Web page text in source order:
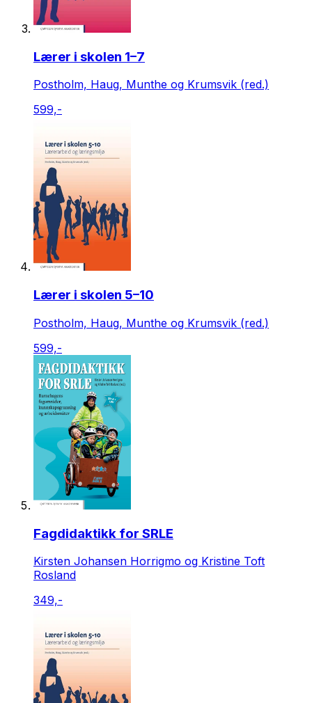
Lærer i skolen 1–7
Postholm, Haug, Munthe og Krumsvik (red.)
599,-
Lærer i skolen 5–10
Postholm, Haug, Munthe og Krumsvik (red.)
599,-
Fagdidaktikk for SRLE
Kirsten Johansen Horrigmo og Kristine Toft
Rosland
349,-